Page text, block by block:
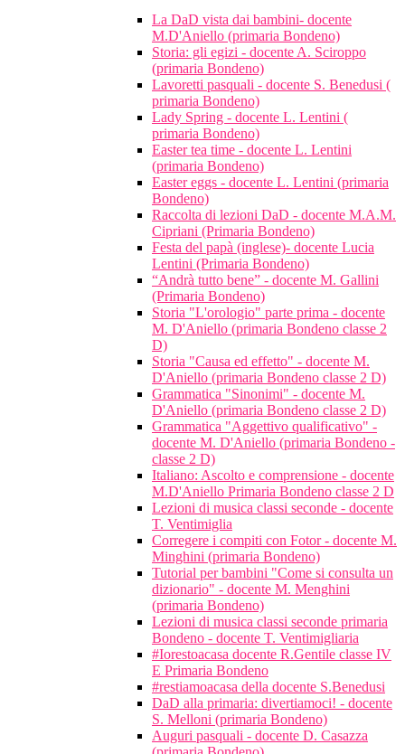
La DaD vista dai bambini- docente
M.D'Aniello (primaria Bondeno)
Storia: gli egizi - docente A. Sciroppo
(primaria Bondeno)
Lavoretti pasquali - docente S. Benedusi (
primaria Bondeno)
Lady Spring - docente L. Lentini (
primaria Bondeno)
Easter tea time - docente L. Lentini
(primaria Bondeno)
Easter eggs - docente L. Lentini (primaria
Bondeno)
Raccolta di lezioni DaD - docente M.A.M.
Cipriani (Primaria Bondeno)
Festa del papà (inglese)- docente Lucia
Lentini (Primaria Bondeno)
“Andrà tutto bene” - docente M. Gallini
(Primaria Bondeno)
Storia "L'orologio" parte prima - docente
M. D'Aniello (primaria Bondeno classe 2
D)
Storia "Causa ed effetto" - docente M.
D'Aniello (primaria Bondeno classe 2 D)
Grammatica "Sinonimi" - docente M.
D'Aniello (primaria Bondeno classe 2 D)
Grammatica "Aggettivo qualificativo" -
docente M. D'Aniello (primaria Bondeno -
classe 2 D)
Italiano: Ascolto e comprensione - docente
M.D'Aniello Primaria Bondeno classe 2 D
Lezioni di musica classi seconde - docente
T. Ventimiglia
Corregere i compiti con Fotor - docente M.
Minghini (primaria Bondeno)
Tutorial per bambini "Come si consulta un
dizionario" - docente M. Menghini
(primaria Bondeno)
Lezioni di musica classi seconde primaria
Bondeno - docente T. Ventimigliaria
#Iorestoacasa docente R.Gentile classe IV
E Primaria Bondeno
#restiamoacasa della docente S.Benedusi
DaD alla primaria: divertiamoci! - docente
S. Melloni (primaria Bondeno)
Auguri pasquali - docente D. Casazza